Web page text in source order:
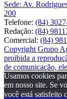
Sede: Av.
200
Telefone: (84)
Redação: (84)
Comercial: (84)
Copyright Grupo
proibida a
de comunicação,
Usamos cookies
em nosso site. Se
você está satisfeito